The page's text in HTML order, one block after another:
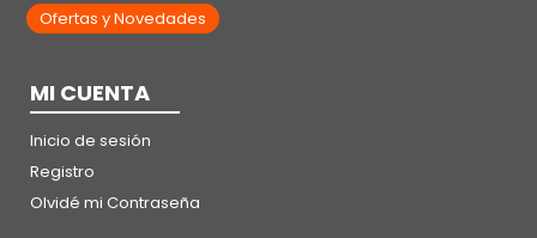
Ofertas y Novedades
MI CUENTA
Inicio de sesión
Registro
Olvidé mi Contraseña